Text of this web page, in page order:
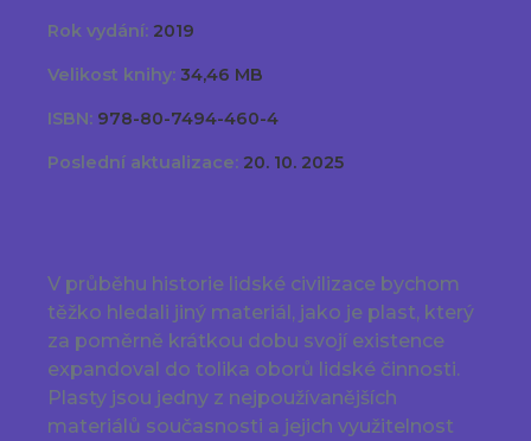
Rok vydání: 2019
Velikost knihy: 34,46 MB
ISBN: 978-80-7494-460-4
Poslední aktualizace: 20. 10. 2025
V průběhu historie lidské civilizace bychom
těžko hledali jiný materiál, jako je plast, který
za poměrně krátkou dobu svojí existence
expandoval do tolika oborů lidské činnosti.
Plasty jsou jedny z nejpoužívanějších
materiálů současnosti a jejich využitelnost